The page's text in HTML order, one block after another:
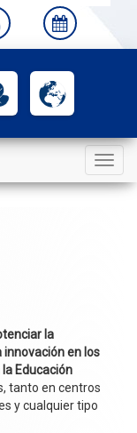
Toggle
navigation
la
innovación en los
Educación
tanto en centros
y cualquier tipo